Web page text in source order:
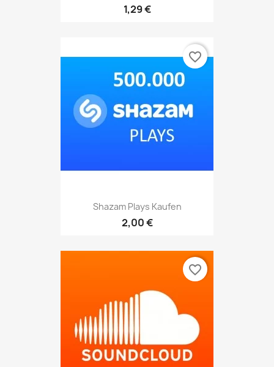
1,29 €
Shazam Plays Kaufen
2,00 €
favorite_border
favorite_border